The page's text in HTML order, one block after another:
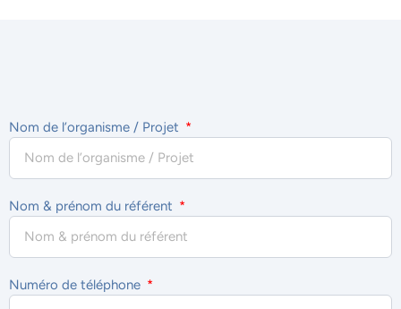
Nom de l’organisme / Projet
Nom & prénom du référent
Numéro de téléphone